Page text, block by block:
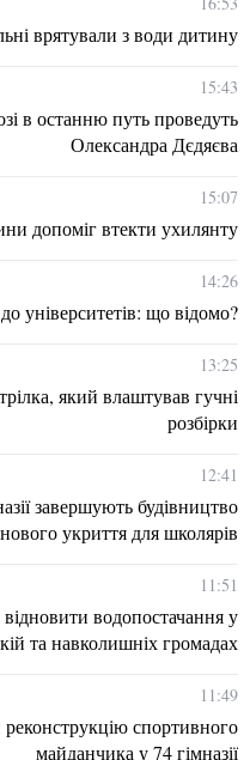
врятували з води дитину
15:43
в останню путь проведуть
Олександра Дєдяєва
15:07
допоміг втекти ухилянту
14:26
університетів: що відомо?
13:25
який влаштував гучні
розбірки
12:41
завершують будівництво
нового укриття для школярів
11:51
водопостачання у
та навколишніх громадах
11:49
спортивного
майданчика у 74 гімназії